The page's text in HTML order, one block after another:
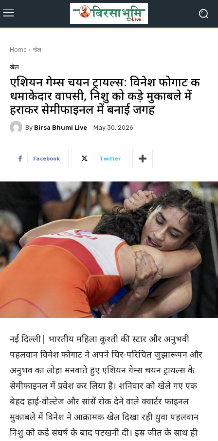
Home खेल
खेल
एशियन गेम्स चयन ट्रायल्स: विनेश फोगाट की
धमाकेदार वापसी, निशु को कड़े मुकाबले में
हराकर सेमीफाइनल में बनाई जगह
By Birsa Bhumi Live May 30, 2026
Facebook Twitter
नई दिल्ली| भारतीय महिला कुश्ती की स्टार और अनुभवी
पहलवान विनेश फोगाट ने अपने चिर-परिचित जुझारूपन और
अनुभव का लोहा मनवाते हुए एशियन गेम्स चयन ट्रायल्स के
सेमीफाइनल में प्रवेश कर लिया है। शनिवार को खेले गए एक
बेहद हाई-वोल्टेज और सांसें रोक देने वाले क्वार्टर फाइनल
मुकाबले में विनेश ने आक्रामक खेल दिखा रही युवा पहलवान
निशु को कड़े संघर्ष के बाद पटखनी दी। इस जीत के साथ ही